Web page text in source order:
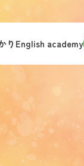
り English academy